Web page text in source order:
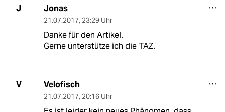
J Jonas
21.07.2017, 23:29 Uhr
Danke für den Artikel.
Gerne unterstütze ich die TAZ.
V Velofisch
21.07.2017, 20:16 Uhr